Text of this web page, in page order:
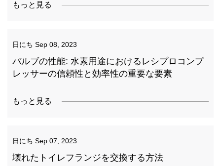
もっと見る
日にち Sep 08, 2023
バルブの性能: 水素用途におけるレシプロコンプ
レッサーの信頼性と効率性の重要な要素
もっと見る
日にち Sep 07, 2023
壊れたトイレフランジを交換する方法